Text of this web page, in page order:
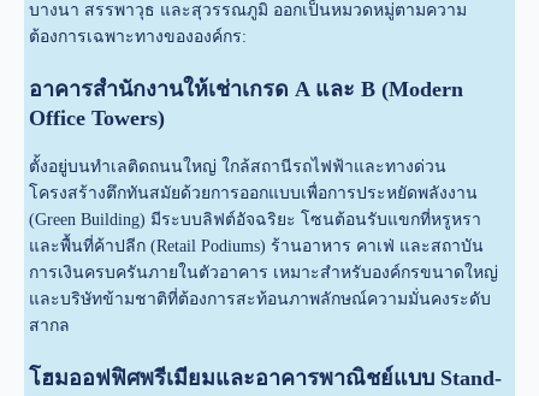
บางนา สรรพาวุธ และสุวรรณภูมิ ออกเป็นหมวดหมู่ตามความ
ต้องการเฉพาะทางขององค์กร:
อาคารสำนักงานให้เช่าเกรด A และ B (Modern
Office Towers)
ตั้งอยู่บนทำเลติดถนนใหญ่ ใกล้สถานีรถไฟฟ้าและทางด่วน
โครงสร้างตึกทันสมัยด้วยการออกแบบเพื่อการประหยัดพลังงาน
(Green Building) มีระบบลิฟต์อัจฉริยะ โซนต้อนรับแขกที่หรูหรา
และพื้นที่ค้าปลีก (Retail Podiums) ร้านอาหาร คาเฟ่ และสถาบัน
การเงินครบครันภายในตัวอาคาร เหมาะสำหรับองค์กรขนาดใหญ่
และบริษัทข้ามชาติที่ต้องการสะท้อนภาพลักษณ์ความมั่นคงระดับ
สากล
โฮมออฟฟิศพรีเมียมและอาคารพาณิชย์แบบ Stand-